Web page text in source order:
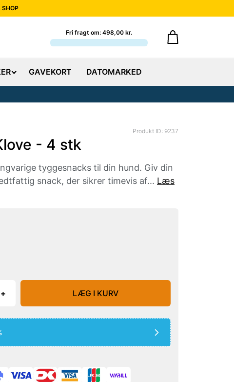
SHOP
Fri fragt om: 498,00 kr.
GAVEKORT DATOMARKED
Produkt ID: 9237
- 4 stk
tyggesnacks til din hund. Giv din
snack, der sikrer timevis af... Læs
+ LÆG I KURV